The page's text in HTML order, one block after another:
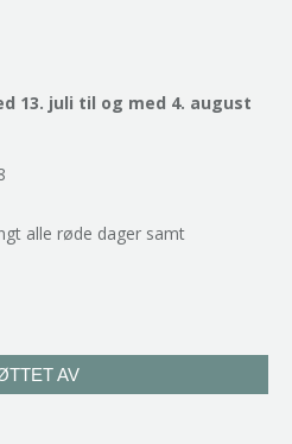
13. juli til og med 4. august
alle røde dager samt
AV